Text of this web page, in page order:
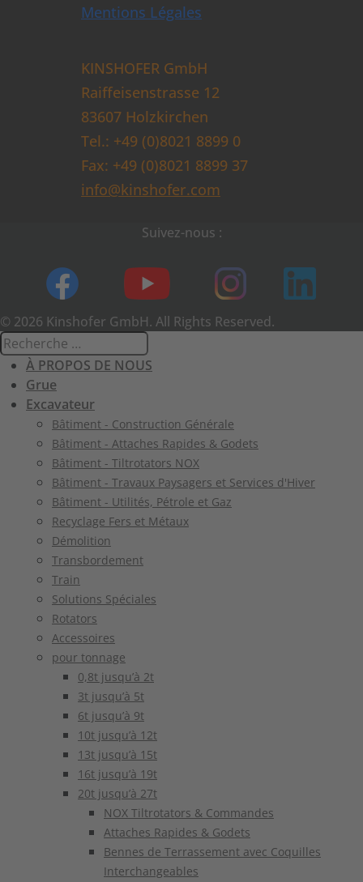
Mentions Légales
KINSHOFER GmbH
Raiffeisenstrasse 12
83607 Holzkirchen
Tel.: +49 (0)8021 8899 0
Fax: +49 (0)8021 8899 37
info@kinshofer.com
Suivez-nous :
© 2026 Kinshofer GmbH. All Rights Reserved.
À PROPOS DE NOUS
Grue
Excavateur
Bâtiment - Construction Générale
Bâtiment - Attaches Rapides & Godets
Bâtiment - Tiltrotators NOX
Bâtiment - Travaux Paysagers et Services d'Hiver
Bâtiment - Utilités, Pétrole et Gaz
Recyclage Fers et Métaux
Démolition
Transbordement
Train
Solutions Spéciales
Rotators
Accessoires
pour tonnage
0,8t jusqu’à 2t
3t jusqu’à 5t
6t jusqu’à 9t
10t jusqu’à 12t
13t jusqu’à 15t
16t jusqu’à 19t
20t jusqu’à 27t
NOX Tiltrotators & Commandes
Attaches Rapides & Godets
Bennes de Terrassement avec Coquilles
Interchangeables